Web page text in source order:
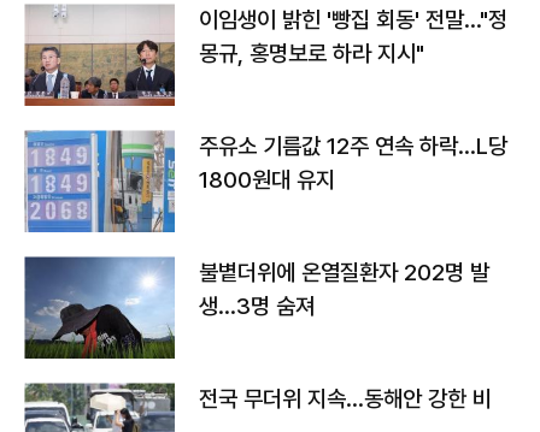
이임생이 밝힌 '빵집 회동' 전말…"정
몽규, 홍명보로 하라 지시"
주유소 기름값 12주 연속 하락…L당
1800원대 유지
불볕더위에 온열질환자 202명 발
생…3명 숨져
전국 무더위 지속…동해안 강한 비